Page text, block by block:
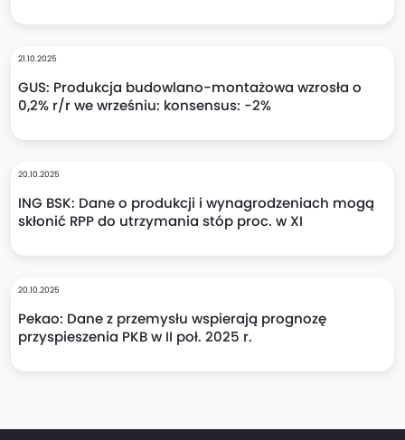
21.10.2025
GUS: Produkcja budowlano-montażowa wzrosła o
0,2% r/r we wrześniu: konsensus: -2%
20.10.2025
ING BSK: Dane o produkcji i wynagrodzeniach mogą
skłonić RPP do utrzymania stóp proc. w XI
20.10.2025
Pekao: Dane z przemysłu wspierają prognozę
przyspieszenia PKB w II poł. 2025 r.